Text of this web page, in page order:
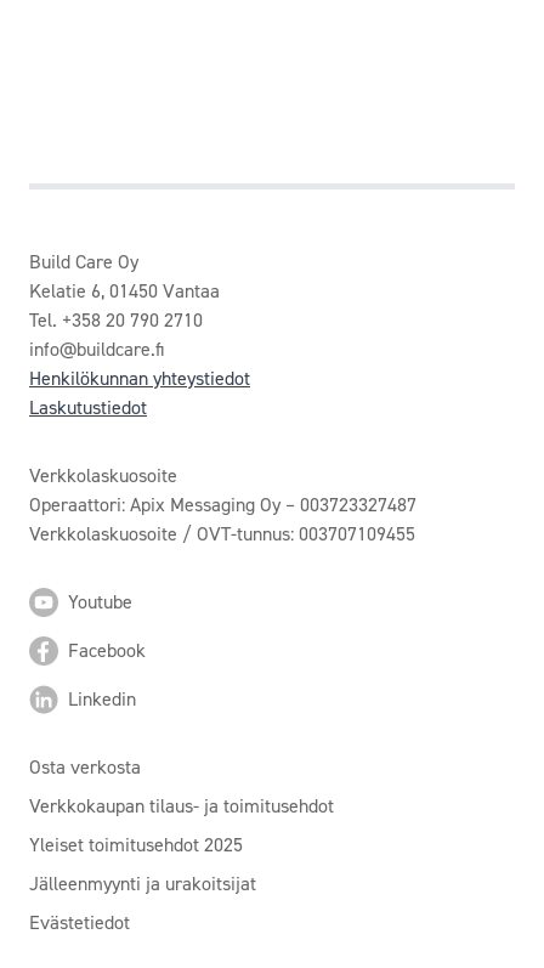
Build Care Oy
Kelatie 6, 01450 Vantaa
Tel. +358 20 790 2710
info@buildcare.fi
Henkilökunnan yhteystiedot
Laskutustiedot
Verkkolaskuosoite
Operaattori: Apix Messaging Oy – 003723327487
Verkkolaskuosoite / OVT-tunnus: 003707109455
Youtube
Facebook
Linkedin
Osta verkosta
Verkkokaupan tilaus- ja toimitusehdot
Yleiset toimitusehdot 2025
Jälleenmyynti ja urakoitsijat
Evästetiedot